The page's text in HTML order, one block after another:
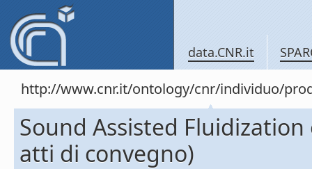
data.CNR.it
http://www.cnr.it/ontology/cnr/individuo/
Sound Assisted
atti di convegno)